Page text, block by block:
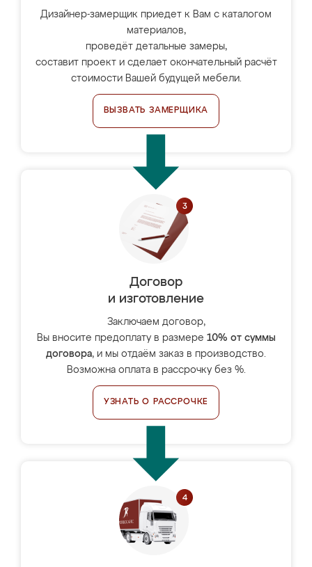
Дизайнер-замерщик приедет к Вам с каталогом
материалов,
проведёт детальные замеры,
составит проект и сделает окончательный расчёт
стоимости Вашей будущей мебели.
ВЫЗВАТЬ ЗАМЕРЩИКА
Договор
и изготовление
Заключаем договор,
Вы вносите предоплату в размере 10% от суммы
договора, и мы отдаём заказ в производство.
Возможна оплата в рассрочку без %.
УЗНАТЬ О РАССРОЧКЕ